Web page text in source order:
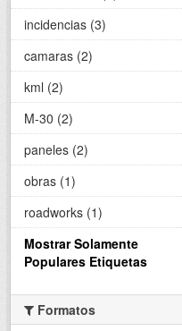
incidencias (3)
camaras (2)
kml (2)
M-30 (2)
paneles (2)
obras (1)
roadworks (1)
Mostrar Solamente
Populares Etiquetas
Formatos